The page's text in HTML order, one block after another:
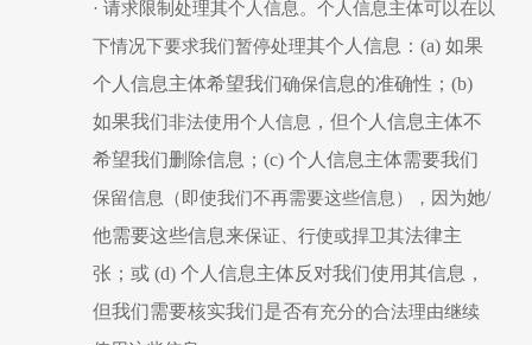
·请求限制处理其个人信息。个人信息主体可以在以
下情况下要求我们暂停处理其个人信息：(a) 如果
个人信息主体希望我们确保信息的准确性；(b)
如果我们非法使用个人信息 ，但个人信息主体不
希望我们删除信息；(c) 个人信息主体需要我们
保留信息 （即使我们不再需要这些信息）， 因为她/
他需要这些信息来保证、行使或捍卫其法律主
张；或 (d) 个人信息主体反对我们使用其信息，
但我们需要核实我们是否有充分的合法理由继续